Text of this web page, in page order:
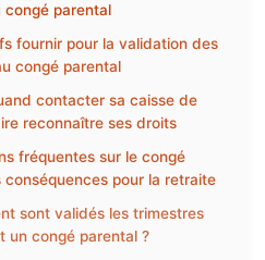
congé parental
fournir pour la validation des
congé parental
contacter sa caisse de
reconnaître ses droits
fréquentes sur le congé
conséquences pour la retraite
sont validés les trimestres
un congé parental ?